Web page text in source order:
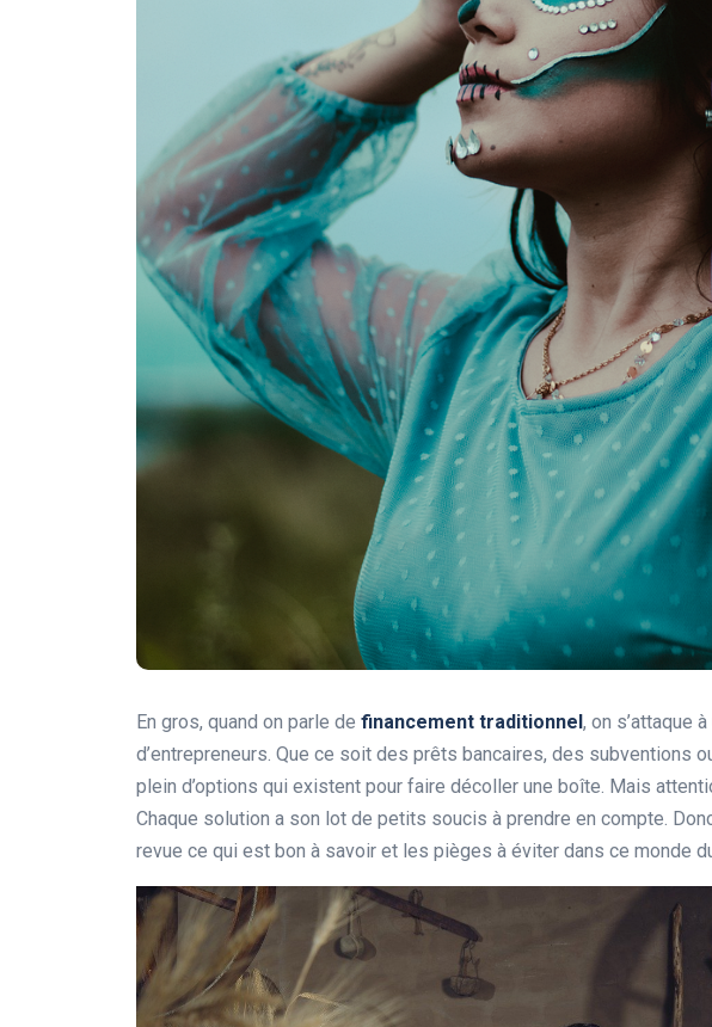
En gros, quand on parle de financement traditionnel , on s’attaque
d’entrepreneurs. Que ce soit des prêts bancaires, des subventions
plein d’options qui existent pour faire décoller une boîte. Mais
Chaque solution a son lot de petits soucis à prendre en compte.
revue ce qui est bon à savoir et les pièges à éviter dans ce monde